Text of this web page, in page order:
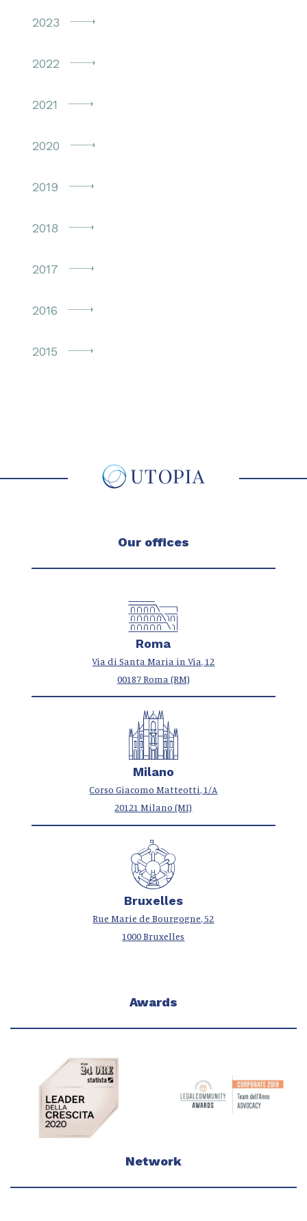
2023
2022
2021
2020
2019
2018
2017
2016
2015
Our offices
Roma
Via di Santa Maria in Via, 12
00187 Roma (RM)
Milano
Corso Giacomo Matteotti, 1/A
20121 Milano (MI)
Bruxelles
Rue Marie de Bourgogne, 52
1000 Bruxelles
Awards
Network